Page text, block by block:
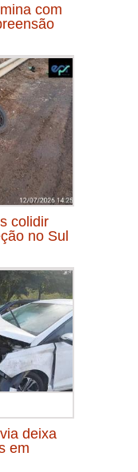
com
colidir
no Sul
deixa
em